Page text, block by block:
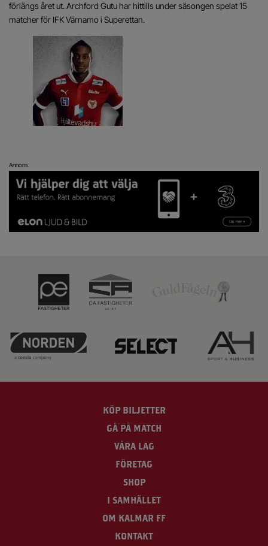
förlängs året ut. Archford Gutu har hittills under säsongen spelat 15
matcher för IFK Värnamo i Superettan.
Annons
KÖP BILJETTER
GÅ PÅ MATCH
VÅRA LAG
FÖRETAG
SHOP
I SAMHÄLLET
OM KALMAR FF
KONTAKT